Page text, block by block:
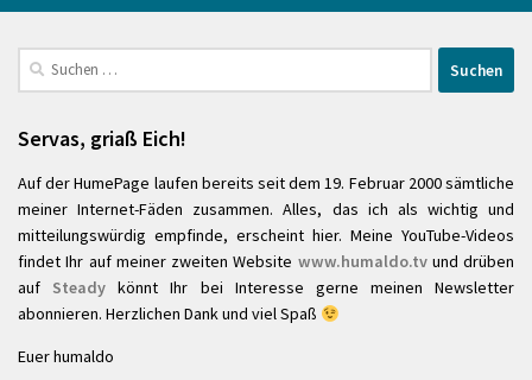
Suchen
nach:
Servas, griaß Eich!
Auf der HumePage laufen bereits seit dem 19. Februar 2000 sämtliche
meiner Internet-Fäden zusammen. Alles, das ich als wichtig und
mitteilungswürdig empfinde, erscheint hier. Meine YouTube-Videos
findet Ihr auf meiner zweiten Website www.humaldo.tvund drüben
auf Steady könnt Ihr bei Interesse gerne meinen Newsletter
abonnieren. Herzlichen Dank und viel Spaß
Euer humaldo